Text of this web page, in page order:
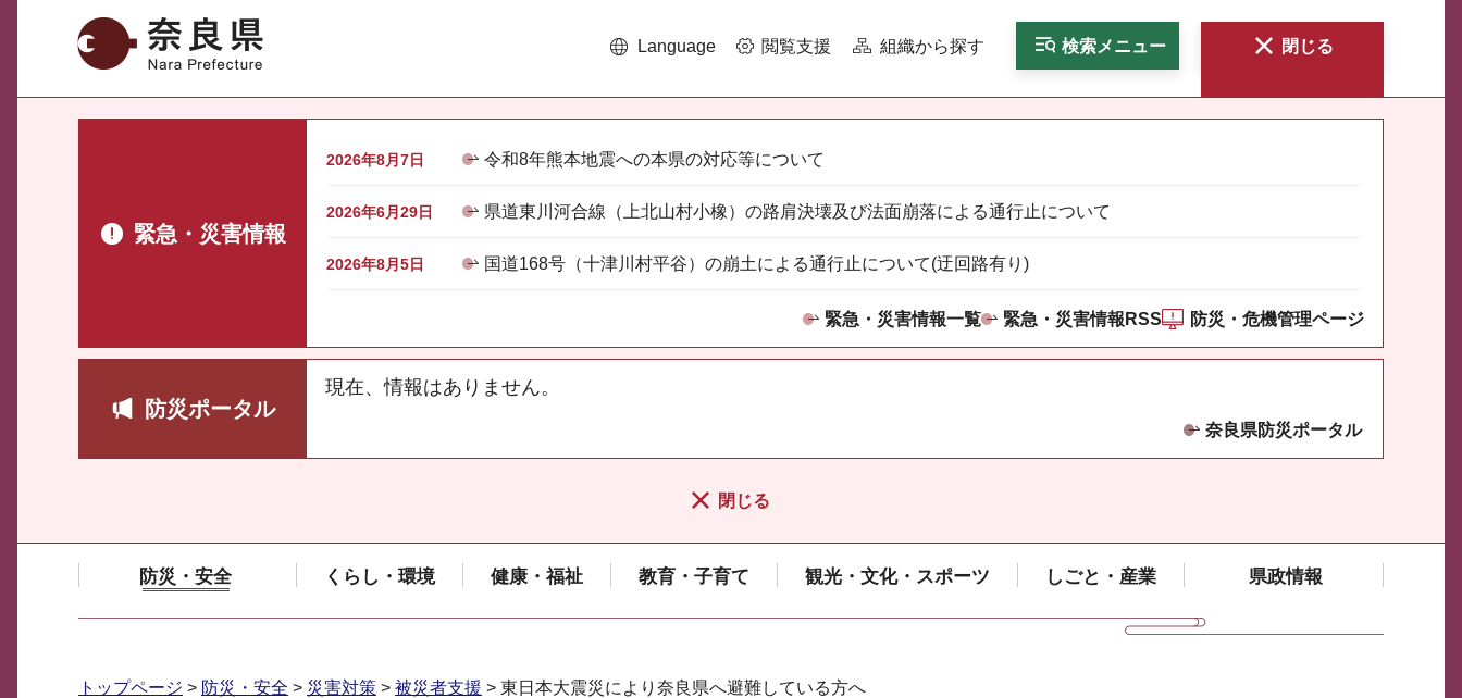
奈良県 Language 閲覧支援 組織から探す 検索メニュー 閉じる
緊急・災害情報
2026年8月7日 令和8年熊本地震への本県の対応等について
2026年6月29日 県道東川河合線（上北山村小橡）の路肩決壊及び法面崩落による通行止について
2026年8月5日 国道168号（十津川村平谷）の崩土による通行止について(迂回路有り)
緊急・災害情報一覧 緊急・災害情報RSS 防災・危機管理ページ
防災ポータル
現在、情報はありません。
奈良県防災ポータル
閉じる
防災・安全 くらし・環境 健康・福祉 教育・子育て 観光・文化・スポーツ しごと・産業 県政情報
トップページ > 防災・安全 > 災害対策 > 被災者支援 > 東日本大震災により奈良県へ避難している方へ